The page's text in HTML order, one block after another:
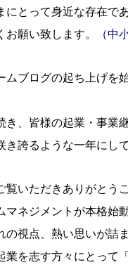
にとって身近な存在で
お願い致します。
（中
ムブログの起ち上げを
き、皆様の起業・事業
き誇るような一年にし
覧いただきありがとう
マネジメントが本格始
の視点、熱い思いが詰
業を志す方々にとって